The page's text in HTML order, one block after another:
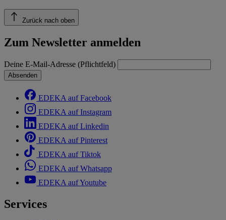
Zurück nach oben
Zum Newsletter anmelden
Deine E-Mail-Adresse (Pflichtfeld)
Absenden
EDEKA auf Facebook
EDEKA auf Instagram
EDEKA auf Linkedin
EDEKA auf Pinterest
EDEKA auf Tiktok
EDEKA auf Whatsapp
EDEKA auf Youtube
Services